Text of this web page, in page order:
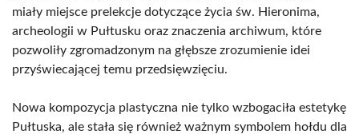
miały miejsce prelekcje dotyczące życia św. Hieronima,
archeologii w Pułtusku oraz znaczenia archiwum, które
pozwoliły zgromadzonym na głębsze zrozumienie idei
przyświecającej temu przedsięwzięciu.
Nowa kompozycja plastyczna nie tylko wzbogaciła estetykę
Pułtuska, ale stała się również ważnym symbolem hołdu dla